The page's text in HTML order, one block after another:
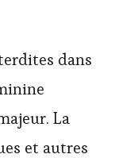
dans
La
et autres